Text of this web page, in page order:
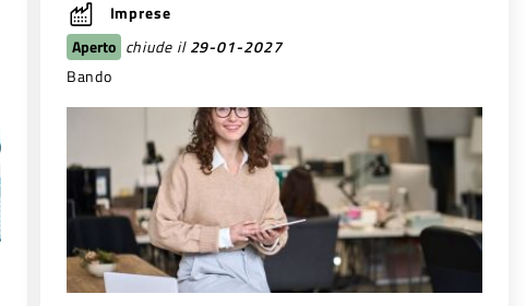
Imprese
Aperto chiude il 29-01-2027
Bando